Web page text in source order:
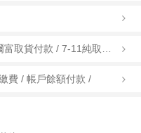
費 / 帳戶餘額付款 /